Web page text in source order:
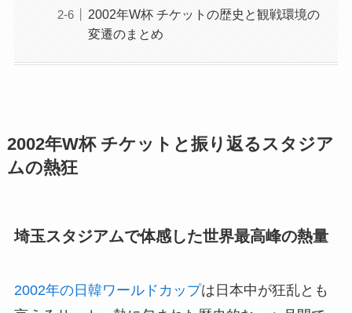
2002年W杯 チケットの歴史と観戦環境の
変遷のまとめ
2002年W杯 チケットと振り返るスタジア
ムの熱狂
埼玉スタジアムで体感した世界最高峰の熱量
2002年の日韓ワールドカップは日本中が狂乱とも